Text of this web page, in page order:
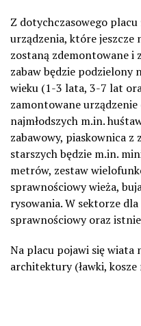
Z dotychczasowego
urządzenia, które jeszcze
zostaną zdemontowane i
zabaw będzie podzielony
wieku (1-3 lata, 3-7 lat
zamontowane
najmłodszych m.in.
zabawowy, piaskownica z
starszych będzie m.in.
metrów, zestaw
sprawnościowy wieża,
rysowania. W sektorze
sprawnościowy oraz
Na placu pojawi się wiata
architektury (ławki,